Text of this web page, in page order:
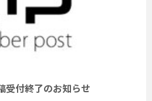
受付終了のお知らせ